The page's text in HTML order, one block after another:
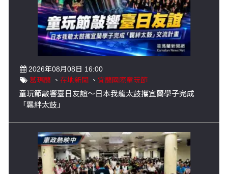
2026年08月08日 16:00
葛瑪蘭 、 在地新聞 、 宜蘭國際童玩節
童玩節敲響臺日友誼～日本我龍太鼓攜宜蘭學子完成
「羈絆太鼓」